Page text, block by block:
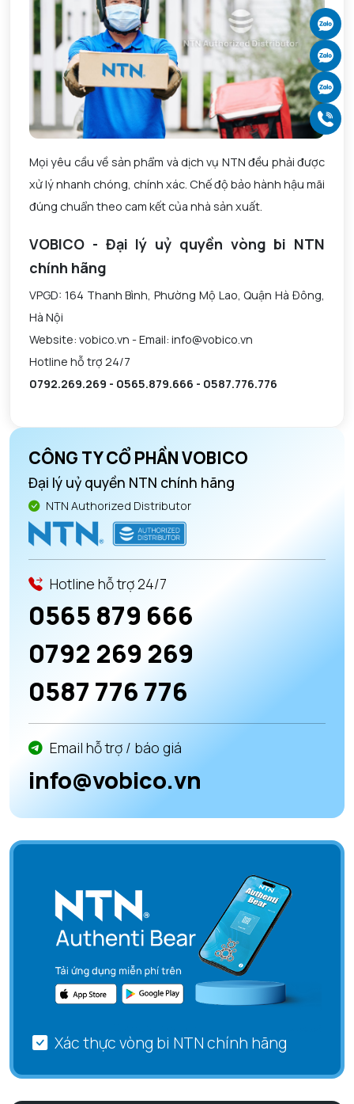
Mọi yêu cầu về sản phẩm và dịch vụ NTN đều phải được
xử lý nhanh chóng, chính xác. Chế độ bảo hành hậu mãi
đúng chuẩn theo cam kết của nhà sản xuất.
VOBICO - Đại lý uỷ quyền vòng bi NTN
chính hãng
VPGD: 164 Thanh Bình, Phường Mộ Lao, Quận Hà Đông,
Hà Nội
Website: vobico.vn - Email: info@vobico.vn
Hotline hỗ trợ 24/7
0792.269.269 - 0565.879.666 - 0587.776.776
CÔNG TY CỔ PHẦN VOBICO
Đại lý uỷ quyền NTN chính hãng
NTN Authorized Distributor
Hotline hỗ trợ 24/7
0565 879 666
0792 269 269
0587 776 776
Email hỗ trợ / báo giá
info@vobico.vn
Xác thực vòng bi NTN chính hãng